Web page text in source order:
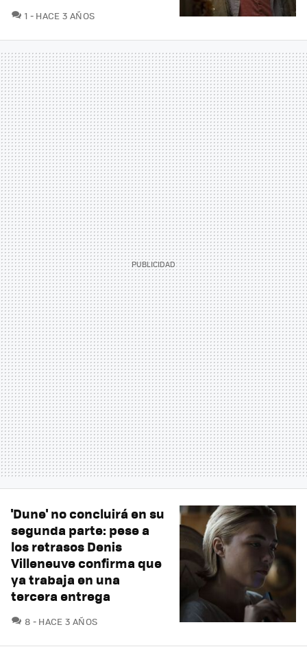
1 COMENTARIOS
HACE 3 AÑOS
'Dune' no concluirá en su
segunda parte: pese a
los retrasos Denis
Villeneuve confirma que
ya trabaja en una
tercera entrega
8 COMENTARIOS
HACE 3 AÑOS